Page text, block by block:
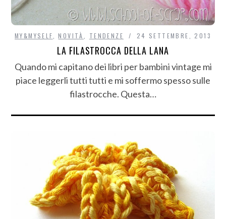
MY&MYSELF ,NOVITÀ TENDENZE 24 SETTEMBRE, 2013
LA FILASTROCCA DELLA LANA
Quando mi capitano dei libri per bambini vintage mi
piace leggerli tutti tutti e mi soffermo spesso sulle
filastrocche. Questa…